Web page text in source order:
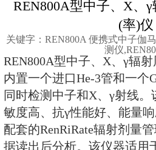
产品
REN800A型中
关键字：REN800A 便
REN800A型中子、